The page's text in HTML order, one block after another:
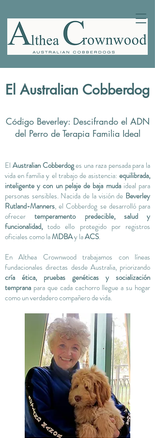
El Australian Cobberdog
Código Beverley: Descifrando el ADN
del Perro de Terapia Familia Ideal
El Australian Cobberdoges una raza pensada para la
vida en familia y el trabajo de asistencia: equilibrada,
inteligente y con un pelaje de baja mudaideal para
personas sensibles. Nacida de la visión de Beverley
Rutland-Manners, el Cobberdog se desarrolló para
ofrecertemperamento predecible, salud y
funcionalidad,todo ello protegido por registros
oficiales como laMDBAy laACS.
En Althea Crownwood trabajamos con líneas
fundacionales directas desde Australia, priorizando
cría ética, pruebas genéticas y socialización
temprana para que cada cachorro llegue a su hogar
como un verdadero compañero de vida.